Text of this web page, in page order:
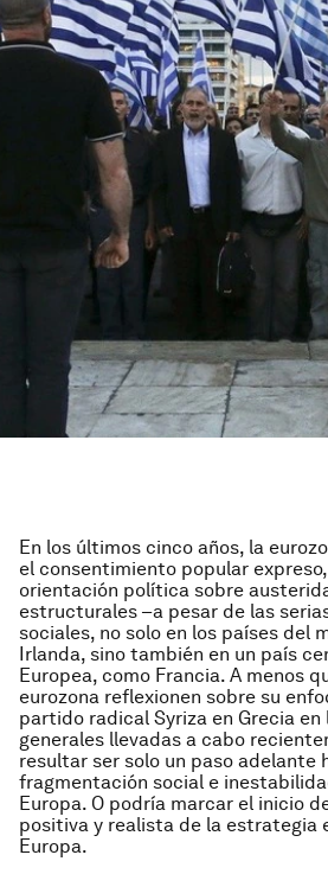
En los últimos cinco años, la
el consentimiento popular
orientación política sobre
estructurales –a pesar de las
sociales, no solo en los países del
Irlanda, sino también en un país
Europea, como Francia. A menos
eurozona reflexionen sobre su
partido radical Syriza en Grecia en
generales llevadas a cabo
resultar ser solo un paso adelante
fragmentación social e
Europa. O podría marcar el inicio
positiva y realista de la estrategia
Europa.